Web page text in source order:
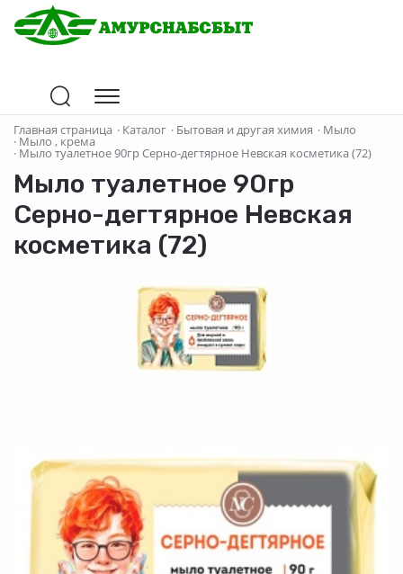
Главная страница · Каталог · Бытовая и другая химия · Мыло
· Мыло , крема
· Мыло туалетное 90гр Серно-дегтярное Невская косметика (72)
Мыло туалетное 90гр
Серно-дегтярное Невская
косметика (72)